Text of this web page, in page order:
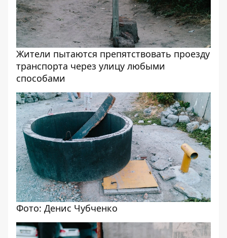
Жители пытаются препятствовать проезду
транспорта через улицу любыми
способами
Фото: Денис Чубченко